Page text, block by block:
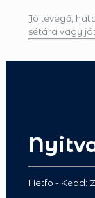
Jó levegő,
sétára vagy
Hetfo - Kedd: